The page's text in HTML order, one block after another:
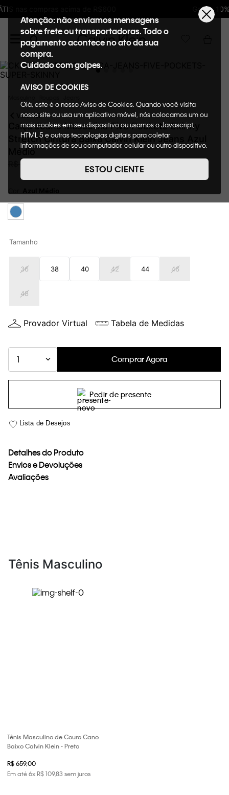
Ganhe 10% de GIFTBACK em todas as compras
Atenção: não enviamos mensagens
sobre frete ou transportadoras. Todo o
pagamento acontece no ato da sua
compra.
Cuidado com golpes.
AVISO DE COOKIES
Olá, este é o nosso Aviso de Cookies. Quando você visita
nosso site ou usa um aplicativo móvel, nós colocamos um ou
mais cookies em seu dispositivo ou usamos o Javascript,
HTML 5 e outras tecnologias digitais para coletar
informações de seu computador, celular ou outro dispositivo.
de cookies, informaremos quais cookies usaremos e quais
suas funções. A forma como processamos os dados
nosso Aviso de Privacidade. Quando você visita nosso site,
consideraremos isso como sua solicitação específica para
fornecer a você toda a funcionalidade do site, incluindo,
Cookies acesse o link.
ESTOU CIENTE
VOLTAR
Calça Jeans Masculina Five Pockets Skinny
Stretch Cintura Baixa Calvin Klein Jeans Azul
549
Tamanho
36 38 40 42 44 46
48
Provador Virtual Tabela de Medidas
1 Comprar Agora
Pedir de presente
Detalhes do Produto
Envios e Devoluções
Avaliações
Tênis Masculino
Tênis Masculino de Couro Cano
Baixo Calvin Klein - Preto
R$ 659,00
Em até6xR$109,83 sem juros